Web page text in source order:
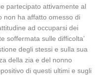
partecipato attivamente al
non ha affatto omesso di
ad occuparsi dei
soffermata sulle difficolta’
degli stessi e sulla sua
della zia e del nonno
di questi ultimi e sugli